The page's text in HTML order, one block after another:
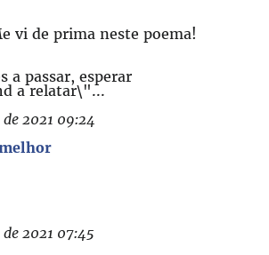
vi de prima neste poema!
a passar, esperar
a relatar\"...
2021 09:24
2021 07:45